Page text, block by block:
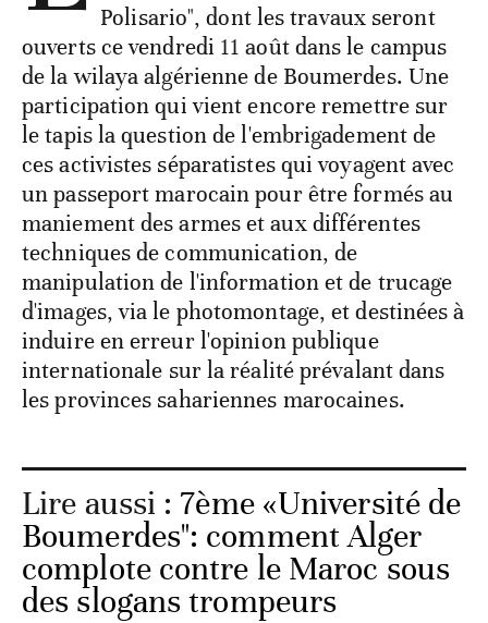
Polisario", dont les travaux seront
ouverts ce vendredi 11 août dans le campus
de la wilaya algérienne de Boumerdes. Une
participation qui vient encore remettre sur
le tapis la question de l'embrigadement de
ces activistes séparatistes qui voyagent avec
un passeport marocain pour être formés au
maniement des armes et aux différentes
techniques de communication, de
manipulation de l'information et de trucage
d'images, via le photomontage, et destinées à
induire en erreur l'opinion publique
internationale sur la réalité prévalant dans
les provinces sahariennes marocaines.
Lire aussi : 7ème «Université de
Boumerdes": comment Alger
complote contre le Maroc sous
des slogans trompeurs